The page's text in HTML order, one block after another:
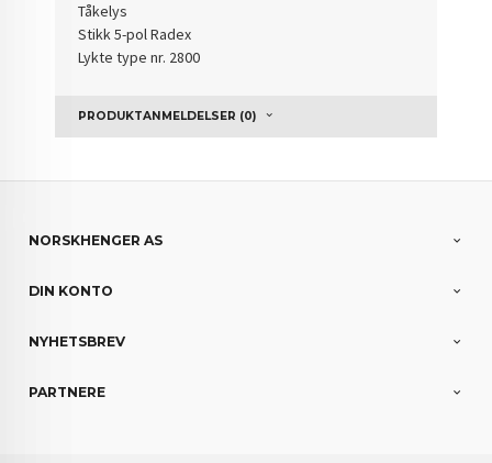
Tåkelys
Stikk 5-pol Radex
Lykte type nr. 2800
PRODUKTANMELDELSER (0)
NORSKHENGER AS
DIN KONTO
NYHETSBREV
PARTNERE